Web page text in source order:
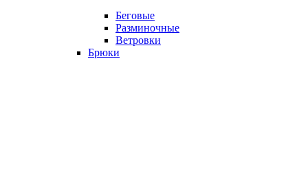
Беговые
Разминочные
Ветровки
Брюки